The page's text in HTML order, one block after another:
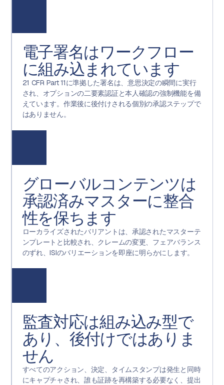
電子署名はワークフロー
に組み込まれています
21 CFR Part 11に準拠した署名は、意思決定の瞬間に実行
され、オプションの二要素認証と本人確認の強制機能を備
えています。作業後に後付けされる個別の承認ステップで
はありません。
グローバルコンテンツは
承認済みマスターに整合
性を保ちます
ローカライズされたバリアントは、承認されたマスターテ
ンプレートと比較され、クレームの変更、フェアバランス
のずれ、ISIのバリエーションを即座に明らかにします。
監査対応は組み込み型で
あり、後付けではありま
せん
すべてのアクション、決定、タイムスタンプは発生と同時
にキャプチャされ、誰も証跡を再構築する必要なく、提出